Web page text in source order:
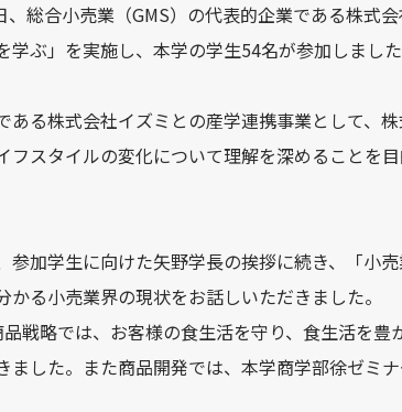
、総合小売業（GMS）の代表的企業である株式
学ぶ」を実施し、本学の学生54名が参加しました
ある株式会社イズミとの産学連携事業として、
フスタイルの変化について理解を深めることを
参加学生に向けた矢野学長の挨拶に続き、「小
かる小売業界の現状をお話しいただきました。
戦略では、お客様の食生活を守り、食生活を
ました。また商品開発では、本学商学部徐ゼミ